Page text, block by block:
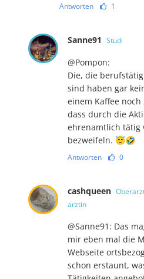
Antworten 1
Sanne91 Studi
@Pompon:
Die, die
sind haben gar
einem Kaffee
dass durch die
ehrenamtlich tätig
bezweifeln. 😇🤣
Antworten 0
cashqueen
ärztin
@Sanne91: Das
mir eben mal die
Webseite
schon erstaunt,